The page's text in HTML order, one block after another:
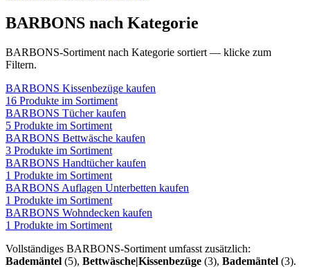
BARBONS nach Kategorie
BARBONS-Sortiment nach Kategorie sortiert — klicke zum
Filtern.
BARBONS Kissenbezüge kaufen
16 Produkte im Sortiment
BARBONS Tücherkaufen
5 Produkte im Sortiment
BARBONS Bettwäsche kaufen
3 Produkte im Sortiment
BARBONS Handtücherkaufen
1 Produkte im Sortiment
BARBONS Auflagen Unterbetten kaufen
1 Produkte im Sortiment
BARBONS Wohndecken kaufen
1 Produkte im Sortiment
Vollständiges BARBONS-Sortiment umfasst zusätzlich:
Bademäntel (5), Bettwäsche|Kissenbezüge (3), Bademäntel (3).